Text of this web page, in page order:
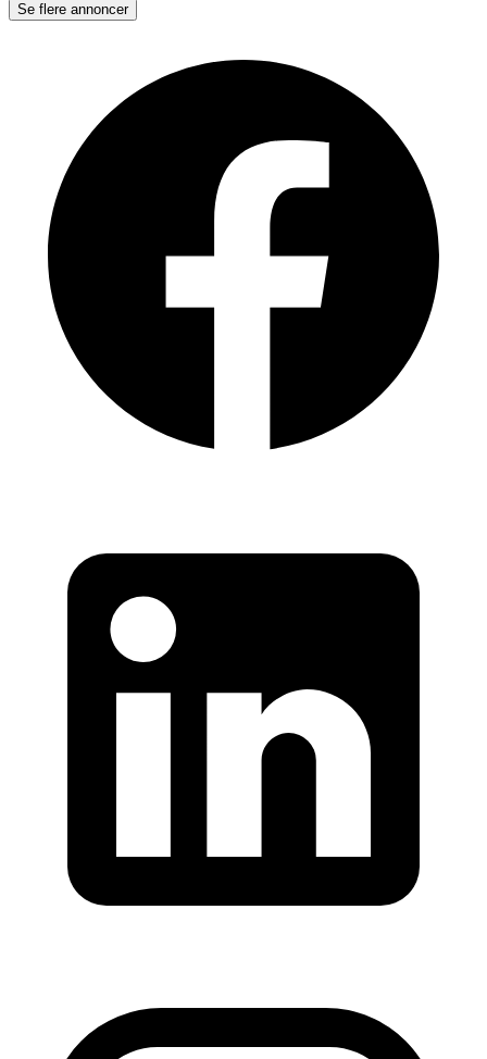
Se flere annoncer